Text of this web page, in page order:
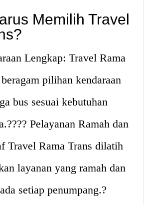
Memilih Travel
Lengkap: Travel Rama
pilihan kendaraan
bus sesuai kebutuhan
Pelayanan Ramah dan
Travel Rama Trans dilatih
layanan yang ramah dan
setiap penumpang.?️